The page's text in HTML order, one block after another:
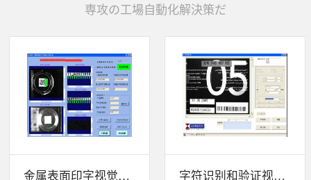
求制定系统手动调节平台
専攻の工場自動化解決策だ
金属表面印字视觉检测系统 字符识别和验证视觉检测系统